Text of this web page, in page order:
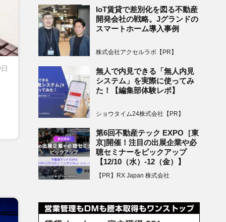
IoT賃貸で差別化を図る不動産
開発会社の戦略。Jグランドの
スマートホーム導入事例
株式会社アクセルラボ【PR】
無人で内見できる「無人内見
システム」を実際に使ってみ
た！【編集部体験レポ】
ショウタイム24株式会社【PR】
第6回不動産テック EXPO［東
京]開催！注目の出展企業や必
聴セミナーをピックアップ
【12/10（水）-12（金）】
【PR】RX Japan 株式会社